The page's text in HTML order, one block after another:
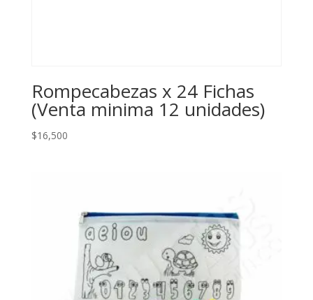
Rompecabezas x 24 Fichas
(Venta minima 12 unidades)
$16,500